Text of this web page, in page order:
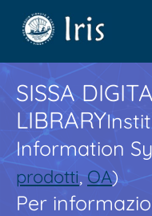
SISSA
LIBRARY
Information
prodotti,OA)
Per